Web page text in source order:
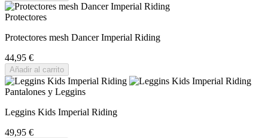
Protectores
Protectores mesh Dancer Imperial Riding
44,95 €
Añadir al carrito
Pantalones y Leggins
Leggins Kids Imperial Riding
49,95 €